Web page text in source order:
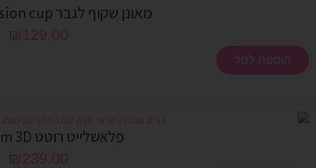
מאונן שקוף לגבר Explore Passion cup
₪ 129.00
הוספה לסל
פלאשלייט רוטט Phantom 3D
₪ 239.00